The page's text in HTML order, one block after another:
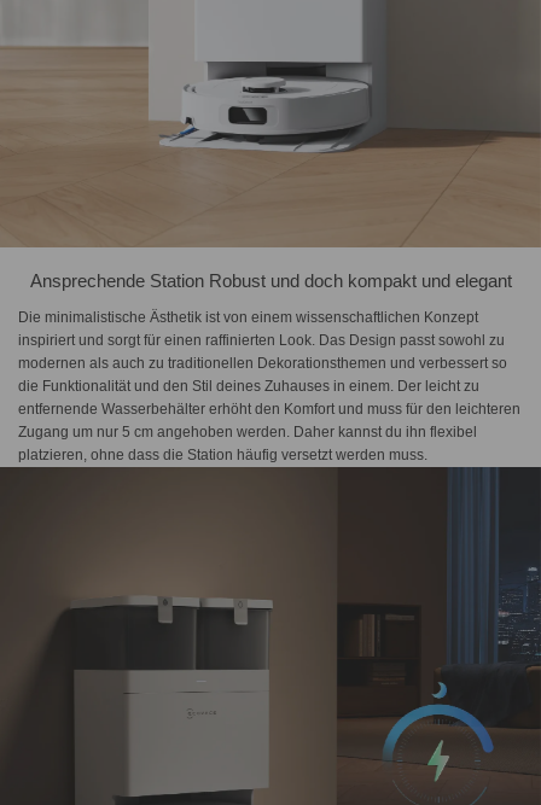
Ansprechende Station Robust und doch kompakt und elegant
Die minimalistische Ästhetik ist von einem wissenschaftlichen Konzept
inspiriert und sorgt für einen raffinierten Look. Das Design passt sowohl zu
modernen als auch zu traditionellen Dekorationsthemen und verbessert so
die Funktionalität und den Stil deines Zuhauses in einem. Der leicht zu
entfernende Wasserbehälter erhöht den Komfort und muss für den leichteren
Zugang um nur 5 cm angehoben werden. Daher kannst du ihn flexibel
platzieren, ohne dass die Station häufig versetzt werden muss.